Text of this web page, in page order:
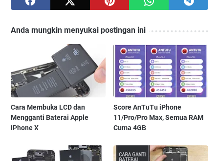
Anda mungkin menyukai postingan ini
Cara Membuka LCD dan
Mengganti Baterai Apple
iPhone X
Score AnTuTu iPhone
11/Pro/Pro Max, Semua RAM
Cuma 4GB